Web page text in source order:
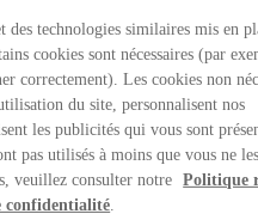
des technologies similaires mis en
cookies sont nécessaires (par
correctement). Les cookies non
du site, personnalisent nos
les publicités qui vous sont
pas utilisés à moins que vous ne
veuillez consulter notre
Politique
confidentialité.